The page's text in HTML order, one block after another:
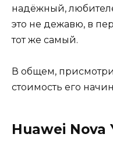
надёжный,
это не дежавю, в
тот же самый.
В общем,
стоимость его
Huawei Nova